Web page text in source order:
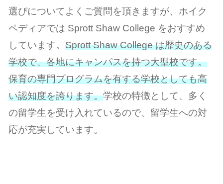
選びについてよくご質問を頂きますが、ホイク
ペディアでは Sprott Shaw College をおすすめ
しています。Sprott Shaw College は歴史のある
学校で、各地にキャンパスを持つ大型校です。
保育の専門プログラムを有する学校としても高
い認知度を誇ります。学校の特徴として、多く
の留学生を受け入れているので、留学生への対
応が充実しています。